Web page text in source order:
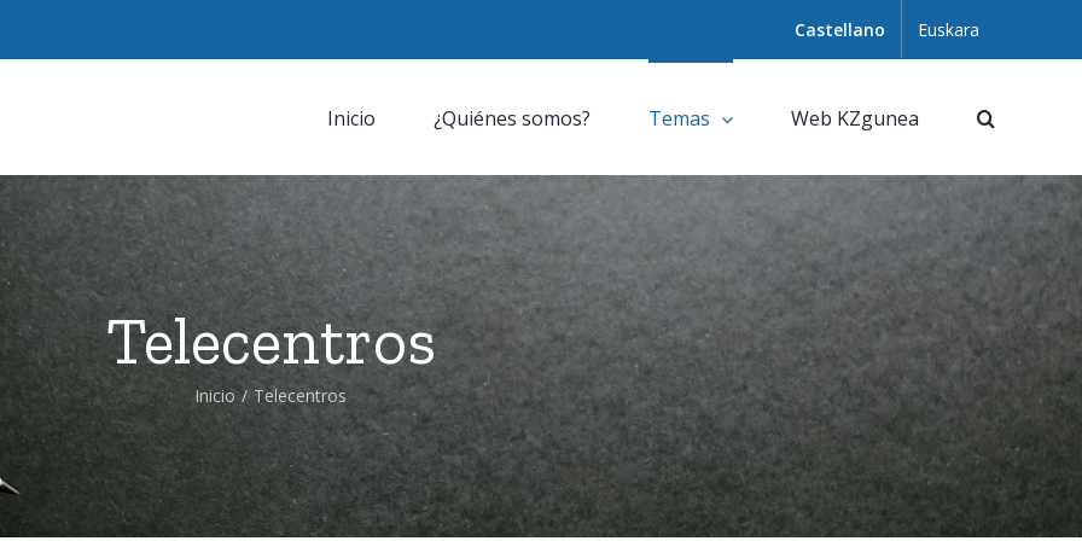
Castellano Euskara
Inicio ¿Quiénes somos? Temas Web KZgunea
Telecentros
Inicio / Telecentros